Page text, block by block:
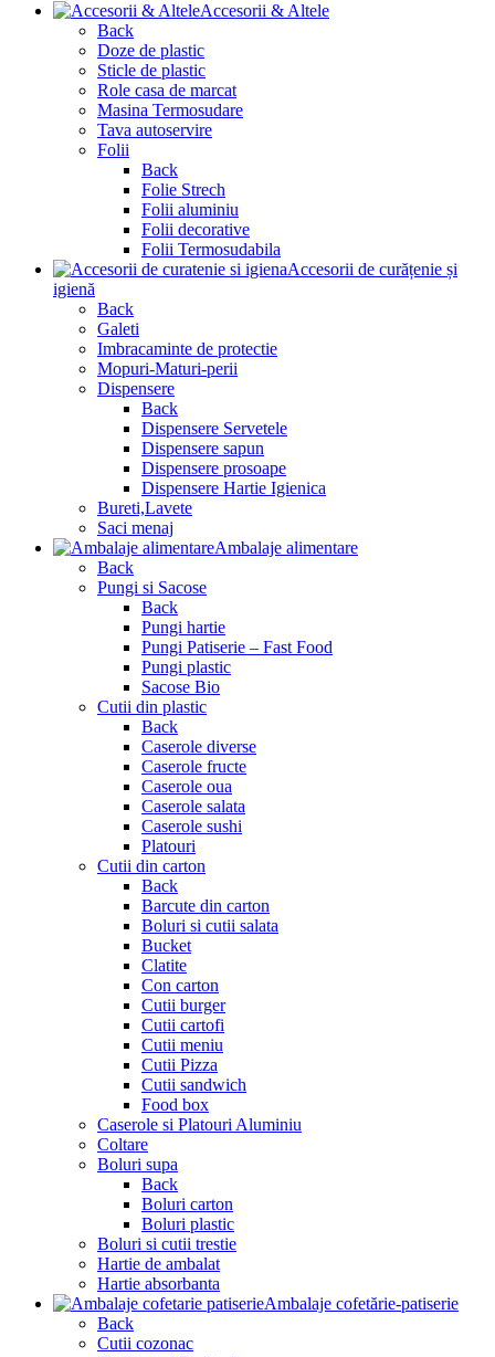
Accesorii & Altele
Back
Doze de plastic
Sticle de plastic
Role casa de marcat
Masina Termosudare
Tava autoservire
Folii
Back
Folie Strech
Folii aluminiu
Folii decorative
Folii Termosudabila
Accesorii de curățenie și
igienă
Back
Galeti
Imbracaminte de protectie
Mopuri-Maturi-perii
Dispensere
Back
Dispensere Servetele
Dispensere sapun
Dispensere prosoape
Dispensere Hartie Igienica
Bureti,Lavete
Saci menaj
Ambalaje alimentare
Back
Pungi si Sacose
Back
Pungi hartie
Pungi Patiserie – Fast Food
Pungi plastic
Sacose Bio
Cutii din plastic
Back
Caserole diverse
Caserole fructe
Caserole oua
Caserole salata
Caserole sushi
Platouri
Cutii din carton
Back
Barcute din carton
Boluri si cutii salata
Bucket
Clatite
Con carton
Cutii burger
Cutii cartofi
Cutii meniu
Cutii Pizza
Cutii sandwich
Food box
Caserole si Platouri Aluminiu
Coltare
Boluri supa
Back
Boluri carton
Boluri plastic
Boluri si cutii trestie
Hartie de ambalat
Hartie absorbanta
Ambalaje cofetărie-patiserie
Back
Cutii cozonac